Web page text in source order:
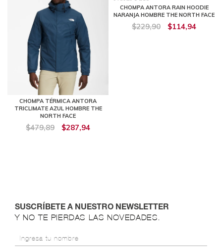
CHOMPA TÉRMICA ANTORA
TRICLIMATE AZUL HOMBRE THE
NORTH FACE
$479,89 $287,94
CHOMPA ANTORA RAIN HOODIE
NARANJA HOMBRE THE NORTH FACE
$229,90 $114,94
SUSCRÍBETE A NUESTRO NEWSLETTER
Y NO TE PIERDAS LAS NOVEDADES.